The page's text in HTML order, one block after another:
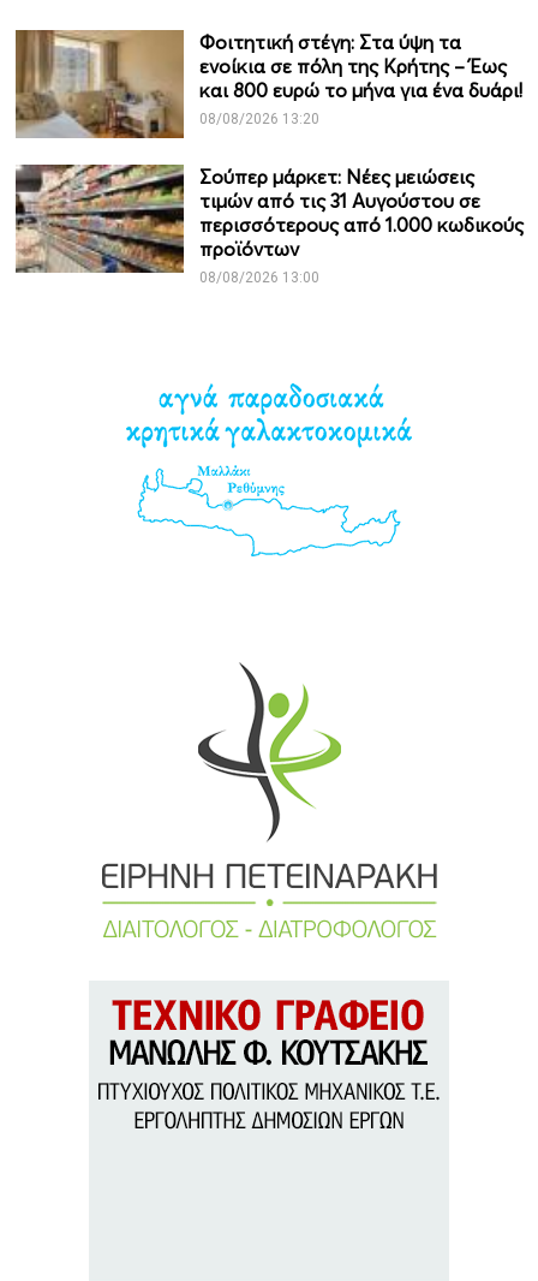
Φοιτητική στέγη: Στα ύψη τα
ενοίκια σε πόλη της Κρήτης – Έως
και 800 ευρώ το μήνα για ένα δυάρι!
08/08/2026 13:20
Σούπερ μάρκετ: Νέες μειώσεις
τιμών από τις 31 Αυγούστου σε
περισσότερους από 1.000 κωδικούς
προϊόντων
08/08/2026 13:00